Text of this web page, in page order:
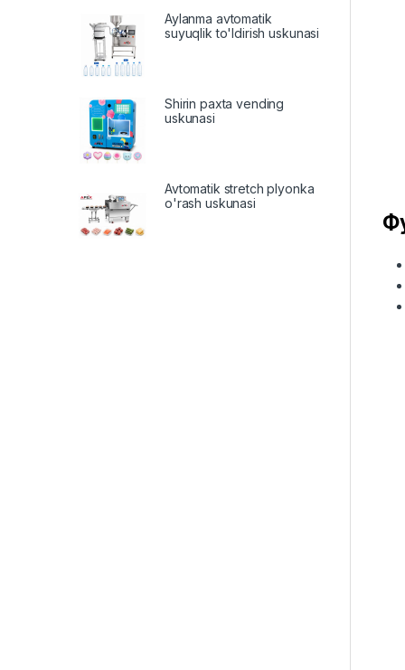
Aylanma avtomatik
suyuqlik to'ldirish uskunasi
Shirin paxta vending
uskunasi
Avtomatik stretch plyonka
o'rash uskunasi